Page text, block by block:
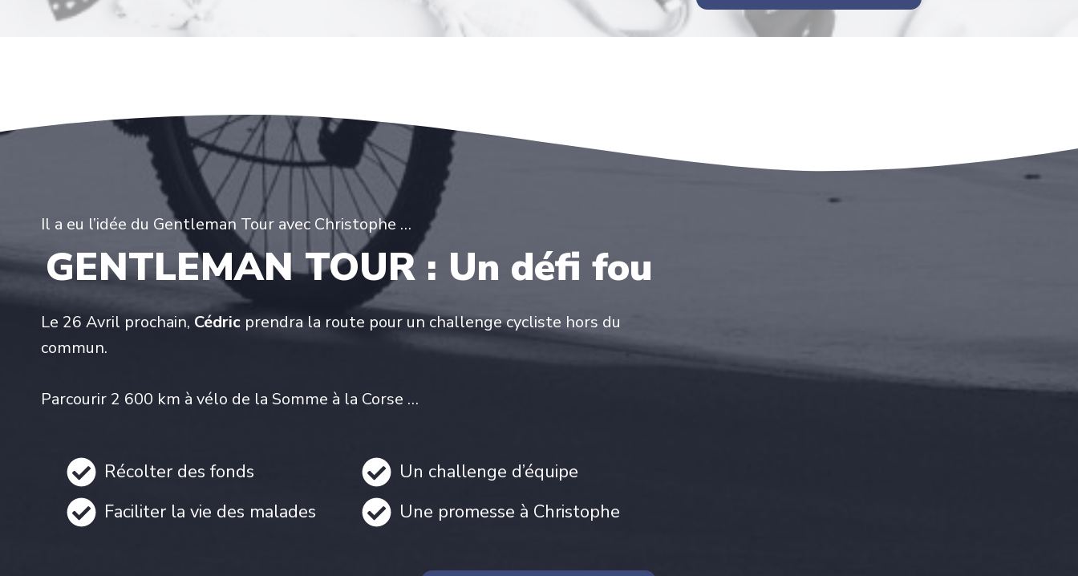
Il a eu l’idée du Gentleman Tour avec Christophe …
GENTLEMAN TOUR : Un défi fou
Le 26 Avril prochain, Cédric prendra la route pour un challenge cycliste hors du
commun.
Parcourir 2 600 km à vélo de la Somme à la Corse …
Récolter des fonds
Un challenge d’équipe
Faciliter la vie des malades
Une promesse à Christophe